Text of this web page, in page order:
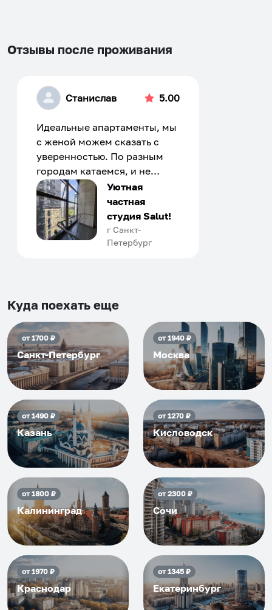
Отзывы после проживания
Станислав 5.00
Идеальные апартаменты, мы
с женой можем сказать с
уверенностью. По разным
городам катаемся, и не
только в России. Сервис на
отличном уровне. Хозяин
апартаментов доброй души
человек, всегда можно
договориться, подскажет
приезжать еще...
Уютная
частная
студия Salut!
г Санкт-
Петербург
Куда поехать еще
от1700₽
Санкт-Петербург
от1940₽
Москва
от1490₽
Казань
от1270₽
Кисловодск
от1800₽
Калининград
от2300₽
Сочи
от1970₽
Краснодар
от1345₽
Екатеринбург